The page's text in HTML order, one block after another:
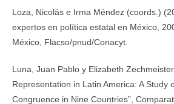
Loza, Nicolás e Irma Méndez (coords.)
expertos en política estatal en México,
México, Flacso/pnud/Conacyt.
Luna, Juan Pablo y Elizabeth
Representation in Latin America: A Study
Congruence in Nine Countries”,